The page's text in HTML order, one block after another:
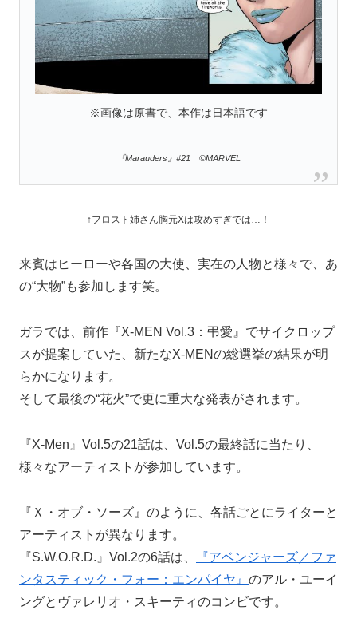
※画像は原書で、本作は日本語です
『Marauders』#21 ©MARVEL
↑フロスト姉さん胸元Xは攻めすぎでは…！
来賓はヒーローや各国の大使、実在の人物と様々で、あ
の“大物”も参加します笑。
ガラでは、前作『X-MEN Vol.3：弔愛』でサイクロップ
スが提案していた、新たなX-MENの総選挙の結果が明
らかになります。
そして最後の“花火”で更に重大な発表がされます。
『X-Men』Vol.5の21話は、Vol.5の最終話に当たり、
様々なアーティストが参加しています。
『Ｘ・オブ・ソーズ』のように、各話ごとにライターと
アーティストが異なります。
『S.W.O.R.D.』Vol.2の6話は、
『アベンジャーズ／ファ
ンタスティック・フォー：エンパイヤ』 のアル・ユーイ
ングとヴァレリオ・スキーティのコンビです。